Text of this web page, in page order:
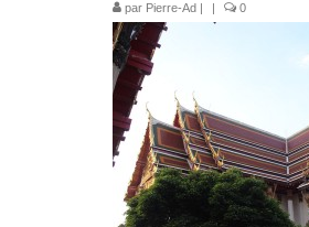
par Pierre-Ad | | 0